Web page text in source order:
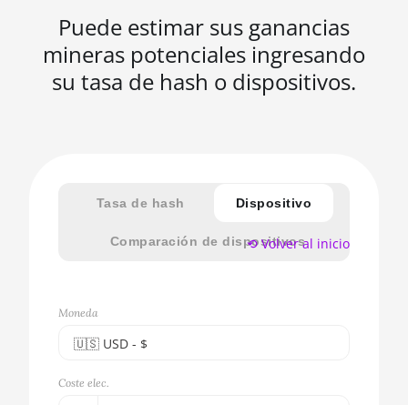
Puede estimar sus ganancias
mineras potenciales ingresando
su tasa de hash o dispositivos.
Tasa de hash Dispositivo
Comparación de dispositivos
Moneda
🇺🇸ㅤ USD - $
🇪🇺ㅤ EUR - €
Coste elec.
⟲ Volver al inicio